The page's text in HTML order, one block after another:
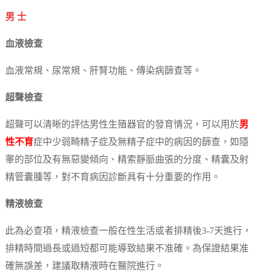
男 士
血液檢查
血液常規、尿常規、肝腎功能、傳染病篩查等。
超聲檢查
超聲可以清晰的評估男性生殖器官的發育情況，可以用於男
性不育症中少弱畸精子症及無精子症中的病因的篩查，如隱
睾的部位及有無惡變傾向、精索靜脈曲張的分度、精囊及射
精管囊腫等，對不育病因診斷具有十分重要的作用。
精液檢查
此為必查項，精液檢查一般在性生活或者排精後3-7天進行，
排精時間過長或過短都可能導致結果不准確。為保證結果准
確無誤差，建議取精液時在醫院進行。